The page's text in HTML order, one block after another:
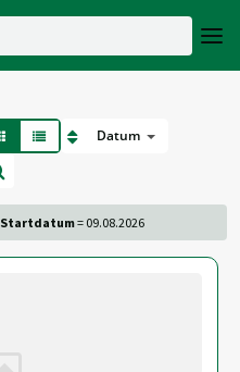
Datum
Startdatum= 09.08.2026